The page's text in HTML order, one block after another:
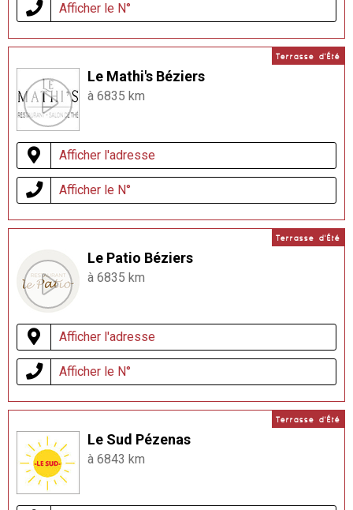
Afficher le N°
Terrasse d'Été
Le Mathi's Béziers
à 6835 km
Afficher l'adresse
Afficher le N°
Terrasse d'Été
Le Patio Béziers
à 6835 km
Afficher l'adresse
Afficher le N°
Terrasse d'Été
Le Sud Pézenas
à 6843 km